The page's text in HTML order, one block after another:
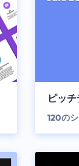
ピッ
120の